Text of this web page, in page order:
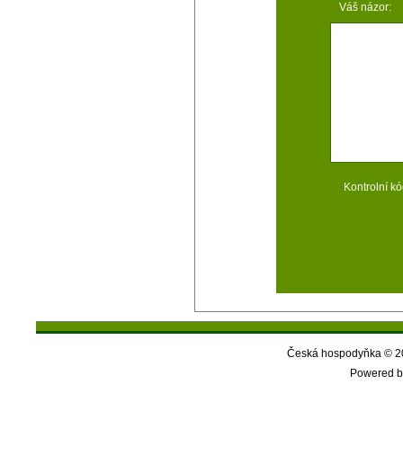
Váš názor:
Kontrolní
Česká hospodyňka ©
Powered